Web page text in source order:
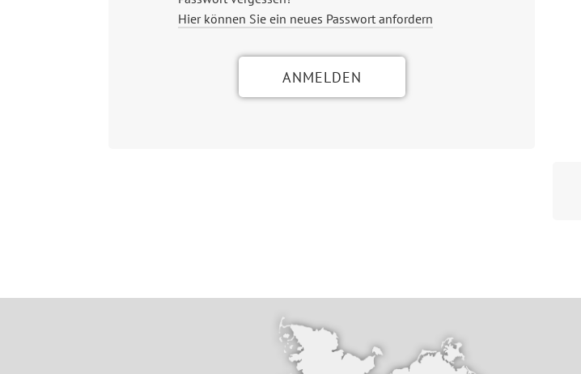
Hier können Sie ein neues Passwort anfordern
ANMELDEN